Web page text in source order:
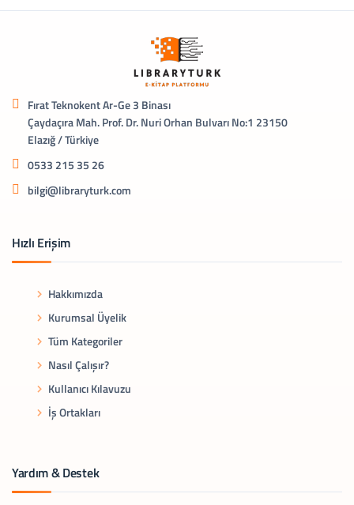
Fırat Teknokent Ar-Ge 3 Binası
Çaydaçıra Mah. Prof. Dr. Nuri Orhan Bulvarı No:1 23150
Elazığ / Türkiye
0533 215 35 26
bilgi@libraryturk.com
Hızlı Erişim
Hakkımızda
Kurumsal Üyelik
Tüm Kategoriler
Nasıl Çalışır?
Kullanıcı Kılavuzu
İş Ortakları
Yardım & Destek